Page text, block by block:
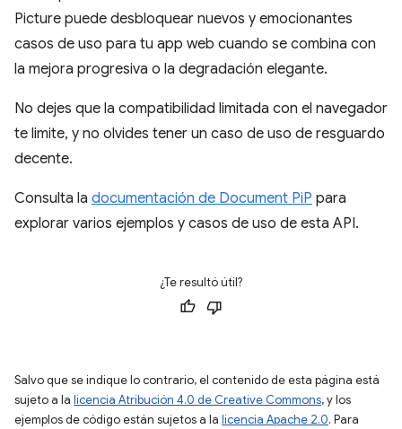
Picture puede desbloquear nuevos y emocionantes
casos de uso para tu app web cuando se combina con
la mejora progresiva o la degradación elegante.
No dejes que la compatibilidad limitada con el navegador
te limite, y no olvides tener un caso de uso de resguardo
decente.
Consulta la documentación de Document PiP para
explorar varios ejemplos y casos de uso de esta API.
¿Te resultó útil?
Salvo que se indique lo contrario, el contenido de esta página está
sujeto a la licencia Atribución 4.0 de Creative Commons, y los
ejemplos de código están sujetos a la licencia Apache 2.0. Para